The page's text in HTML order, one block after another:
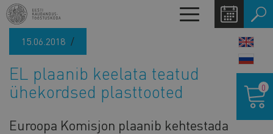
Liigu
edasi
põhisisu
Toggle
navigation
15.06.2018
EL plaanib keelata teatud
ühekordsed plasttooted
Euroopa Komisjon plaanib kehtestada
0